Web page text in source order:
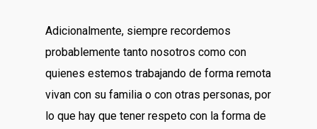
Adicionalmente, siempre recordemos
probablemente tanto nosotros como con
quienes estemos trabajando de forma remota
vivan con su familia o con otras personas, por
lo que hay que tener respeto con la forma de